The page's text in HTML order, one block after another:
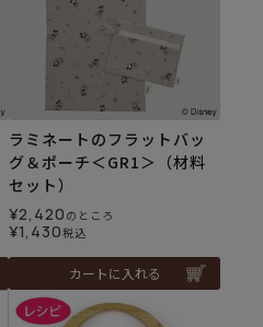
ラミネートのフラットバッ
グ＆ポーチ＜GR1＞（材料
セット）
¥2,420 のところ
¥1,430税込
カートに入れる